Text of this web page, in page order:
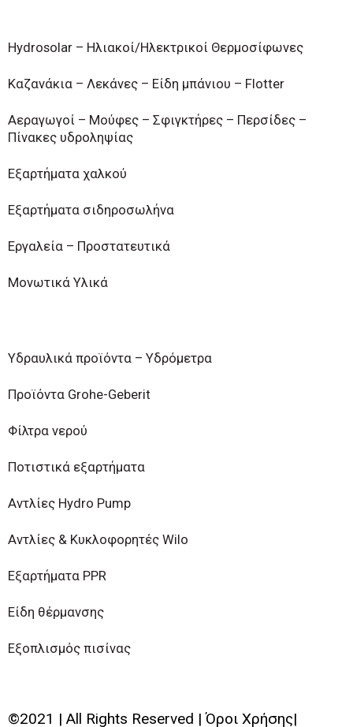
Hydrosolar – Ηλιακοί/Ηλεκτρικοί Θερμοσίφωνες
Καζανάκια – Λεκάνες – Είδη μπάνιου – Flotter
Αεραγωγοί – Μούφες – Σφιγκτήρες – Περσίδες –
Πίνακες υδροληψίας
Εξαρτήματα χαλκού
Εξαρτήματα σιδηροσωλήνα
Εργαλεία – Προστατευτικά
Μονωτικά Υλικά
Υδραυλικά προϊόντα – Υδρόμετρα
Προϊόντα Grohe-Geberit
Φίλτρα νερού
Ποτιστικά εξαρτήματα
Αντλίες Hydro Pump
Αντλίες & Κυκλοφορητές Wilo
Εξαρτήματα PPR
Είδη θέρμανσης
Εξοπλισμός πισίνας
©2021 | All Rights Reserved | Όροι Χρήσης|